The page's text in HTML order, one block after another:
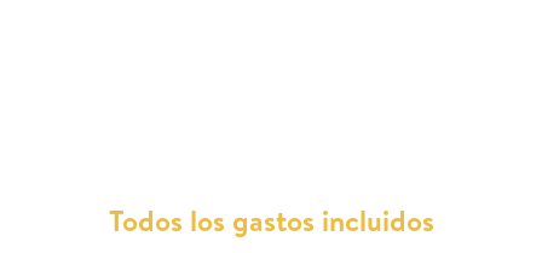
Todos los gastos incluidos